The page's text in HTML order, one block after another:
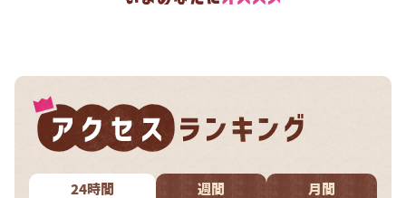
24時間 週間 月間